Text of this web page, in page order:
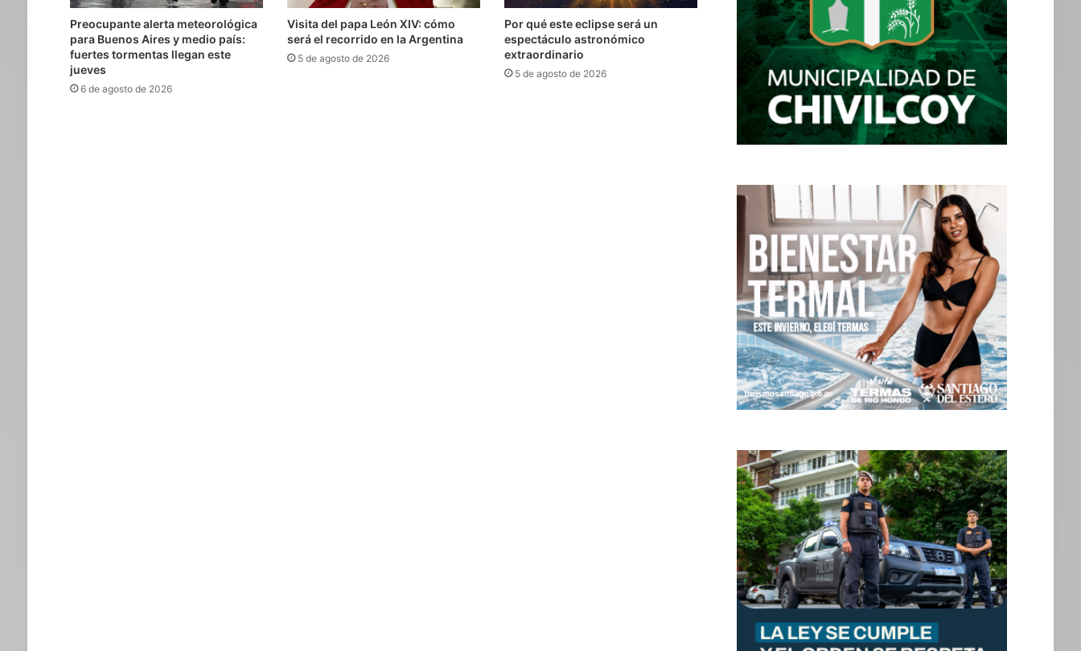
Preocupante alerta meteorológica
para Buenos Aires y medio país:
fuertes tormentas llegan este
jueves
6 de agosto de 2026
Visita del papa León XIV: cómo
será el recorrido en la Argentina
5 de agosto de 2026
Por qué este eclipse será un
espectáculo astronómico
extraordinario
5 de agosto de 2026